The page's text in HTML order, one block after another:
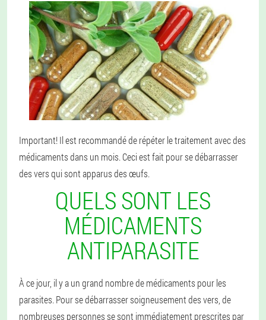
Important! Il est recommandé de répéter le traitement avec des
médicaments dans un mois. Ceci est fait pour se débarrasser
des vers qui sont apparus des œufs.
QUELS SONT LES
MÉDICAMENTS
ANTIPARASITE
À ce jour, il y a un grand nombre de médicaments pour les
parasites. Pour se débarrasser soigneusement des vers, de
nombreuses personnes se sont immédiatement prescrites par